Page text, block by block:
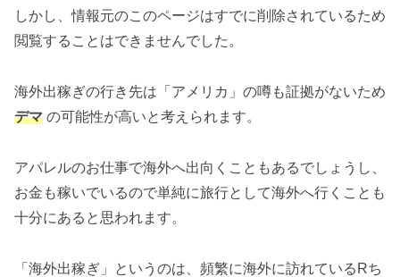
しかし、情報元のこのページはすでに削除されているため
閲覧することはできませんでした。
海外出稼ぎの行き先は「アメリカ」の噂も証拠がないため
デマ の可能性が高いと考えられます。
アパレルのお仕事で海外へ出向くこともあるでしょうし、
お金も稼いでいるので単純に旅行として海外へ行くことも
十分にあると思われます。
「海外出稼ぎ」というのは、頻繁に海外に訪れているRち